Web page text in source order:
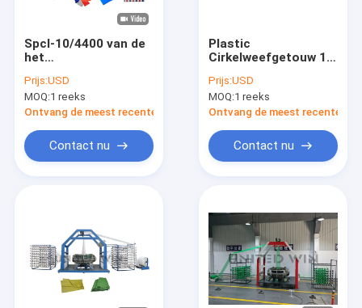
Spcl-10/4400 van de
het
van Tien
Pendeltarpauln Cirkel
Max. breedte
Prijs:USD
MOQ:1 reeks
Ontvang de meest recente Prijs
Contact nu
Plastic
Cirkelweefgetouw 10
van het
Pendelgeteerde
zeildoek Machine
Prijs:USD
MOQ:1 reeks
Ontvang de meest recente
Contact nu